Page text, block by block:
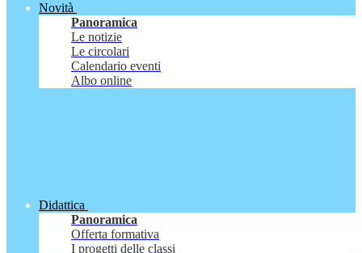
Novità
Panoramica
Le notizie
Le circolari
Calendario eventi
Albo online
Didattica
Panoramica
Offerta formativa
I progetti delle classi